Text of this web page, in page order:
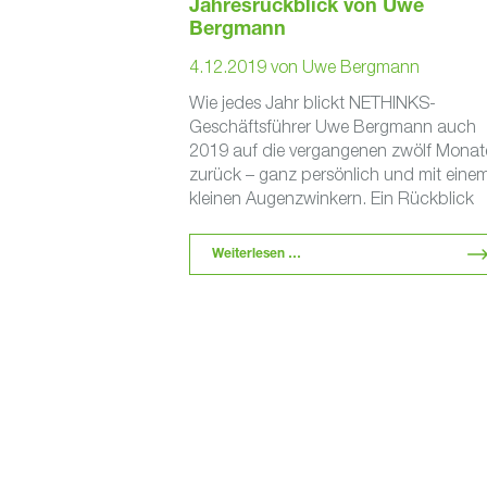
Jahresrückblick von Uwe
Bergmann
4.12.2019 von Uwe Bergmann
Wie jedes Jahr blickt NETHINKS-
Geschäftsführer Uwe Bergmann auch
2019 auf die vergangenen zwölf
zurück – ganz persönlich und mit
kleinen Augenzwinkern. Ein Rückblick
Weiterlesen …